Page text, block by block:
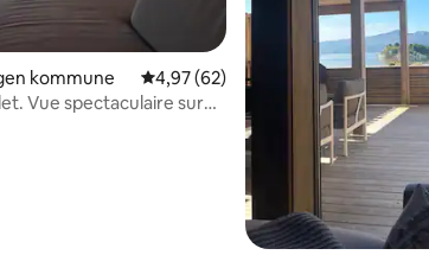
kommune Note moyenne de 4,97 sur 5, 62
4,97 (62)
Vue spectaculaire sur